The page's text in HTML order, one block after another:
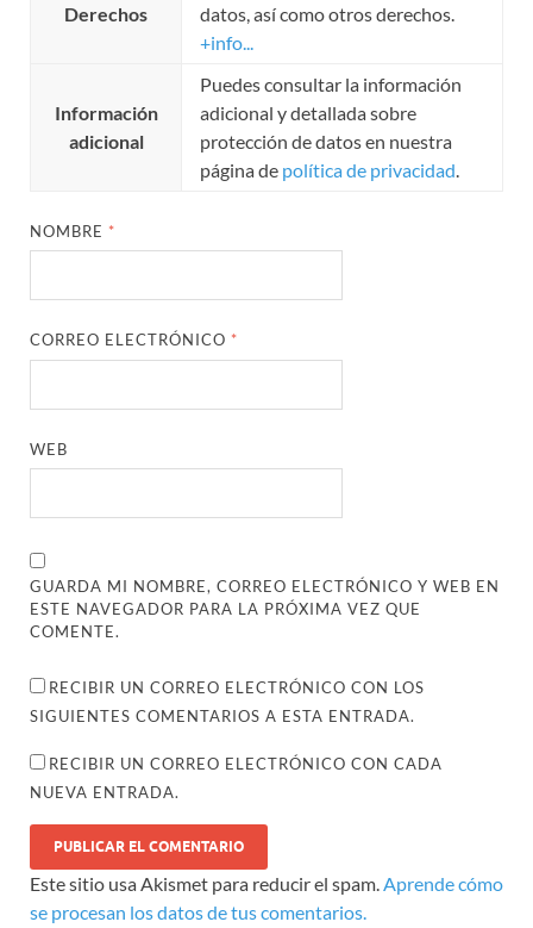
Derechos
datos, así como otros derechos.
+info...
Información
adicional
Puedes consultar la información
adicional y detallada sobre
protección de datos en nuestra
página de política de privacidad.
NOMBRE *
CORREO ELECTRÓNICO *
WEB
GUARDA MI NOMBRE, CORREO ELECTRÓNICO Y WEB EN
ESTE NAVEGADOR PARA LA PRÓXIMA VEZ QUE
COMENTE.
RECIBIR UN CORREO ELECTRÓNICO CON LOS
SIGUIENTES COMENTARIOS A ESTA ENTRADA.
RECIBIR UN CORREO ELECTRÓNICO CON CADA
NUEVA ENTRADA.
Este sitio usa Akismet para reducir el spam.Aprende cómo
se procesan los datos de tus comentarios.